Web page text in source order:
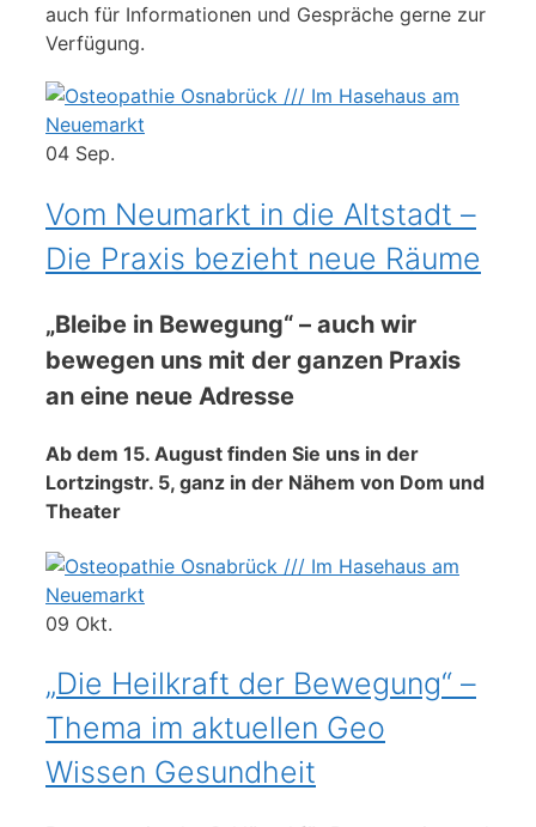
auch für Informationen und Gespräche gerne zur
Verfügung.
04 Sep.
Vom Neumarkt in die Altstadt –
Die Praxis bezieht neue Räume
„Bleibe in Bewegung“ – auch wir
bewegen uns mit der ganzen Praxis
an eine neue Adresse
Ab dem 15. August finden Sie uns in der
Lortzingstr. 5, ganz in der Nähem von Dom und
Theater
09 Okt.
„Die Heilkraft der Bewegung“ –
Thema im aktuellen Geo
Wissen Gesundheit